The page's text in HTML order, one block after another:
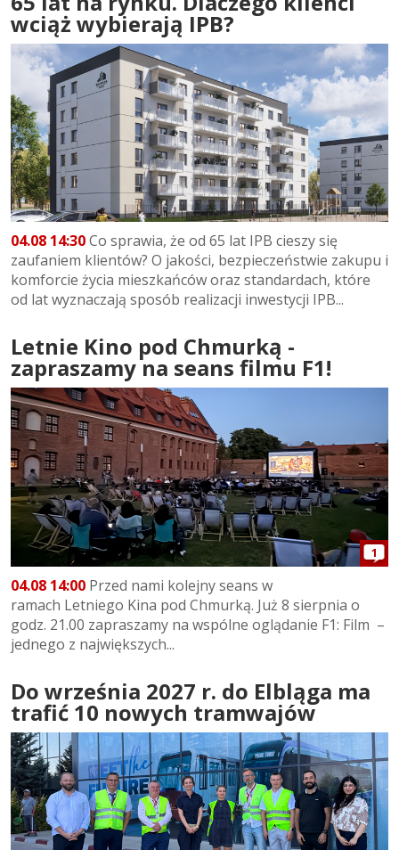
wciąż wybierają IPB?
04.08 14:30Co sprawia, że od 65 lat IPB cieszy się
zaufaniem klientów? O jakości, bezpieczeństwie zakupu i
komforcie życia mieszkańców oraz standardach, które
od lat wyznaczają sposób realizacji inwestycji IPB...
Letnie Kino pod Chmurką -
zapraszamy na seans filmu F1!
1
04.08 14:00 Przed nami kolejny seans w
ramach Letniego Kina pod Chmurką. Już 8 sierpnia o
godz. 21.00 zapraszamy na wspólne oglądanie F1: Film –
jednego z największych...
Do września 2027 r. do Elbląga ma
trafić 10 nowych tramwajów